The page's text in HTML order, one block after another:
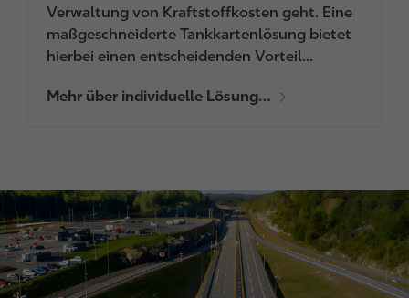
Verwaltung von Kraftstoffkosten geht. Eine
maßgeschneiderte Tankkartenlösung bietet
hierbei einen entscheidenden Vorteil...
Mehr über individuelle Lösung…
m
a
g
e